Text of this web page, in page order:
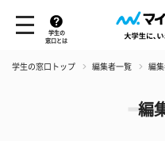
学生の
窓口とは
学生の窓口トップ 編集者一覧 編
編